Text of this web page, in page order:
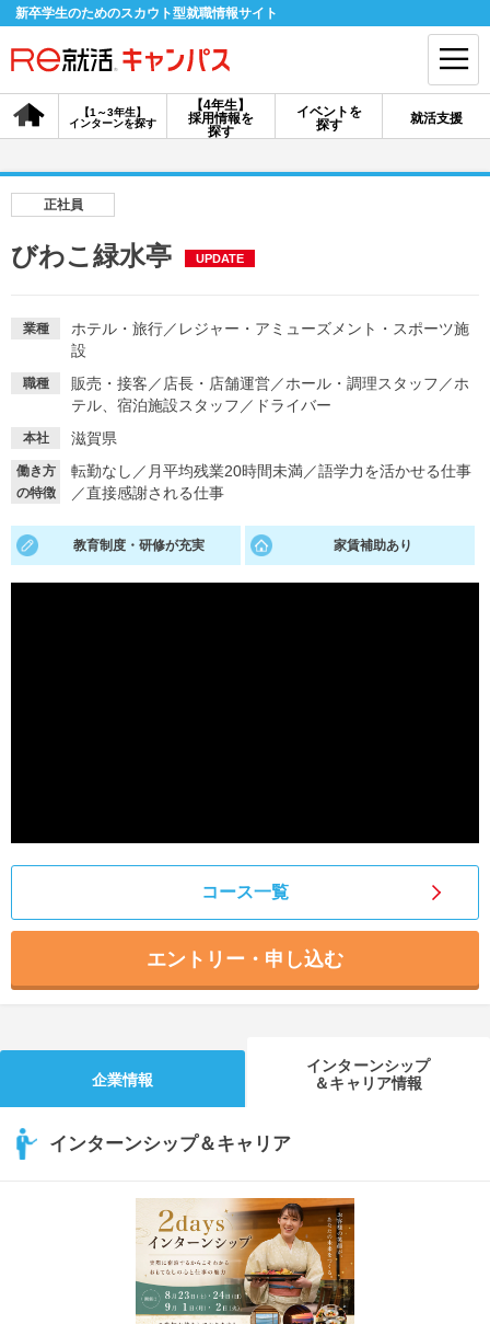
新卒学生のためのスカウト型就職情報サイト
【4年生】
採用情報を
探す
【1～3年生】
インターンを探す
イベントを
探す
就活支援
会員登録 ログイン
採用情報を探す
説明会を探す
インターンを探す
イベントを探す スカウト
就活ノウハウ・サポート
就活支援 就活コラム
正社員
びわこ緑水亭 UPDATE
業種 ホテル・旅行／ レジャー・アミューズメント・スポーツ施
設
職種 販売・接客 ／ 店長・店舗運営／ホール・調理スタッフ ／ホ
テル、宿泊施設スタッフ ／ ドライバー
本社 滋賀県
働き方
の特徴
転勤なし ／ 月平均残業20時間未満／語学力を活かせる仕事
／直接感謝される仕事
教育制度・研修が充実 家賃補助あり
コース一覧
エントリー・申し込む
企業情報
インターンシップ
＆キャリア情報
インターンシップ＆キャリア